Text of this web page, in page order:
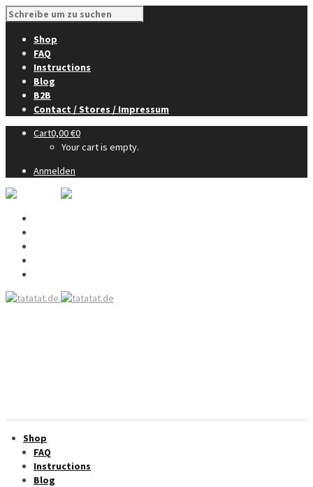
Shop
FAQ
Instructions
Blog
B2B
Contact / Stores / Impressum
Cart0,00€0
Your cart is empty.
Anmelden
Shop
FAQ
Instructions
Blog